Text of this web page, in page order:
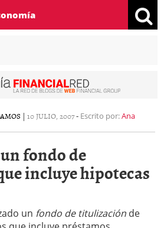
| 10 JULIO, 2007- Escrito por:Ana
fondo de
incluye hipotecas
un fondo de titulización de